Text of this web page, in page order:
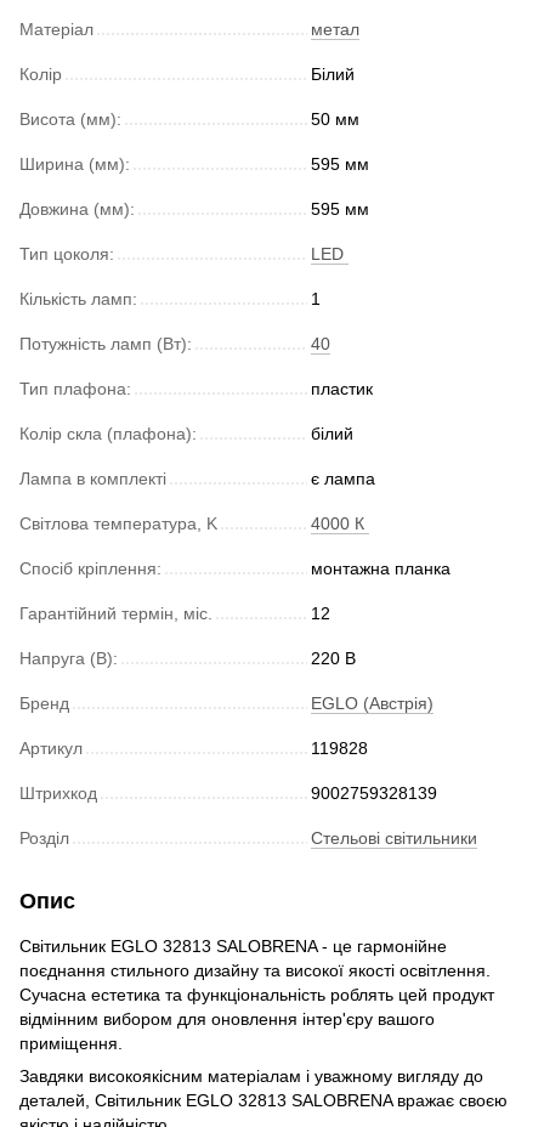
Матеріал метал
Колір Білий
Висота (мм): 50 мм
Ширина (мм): 595 мм
Довжина (мм): 595 мм
Тип цоколя: LED
Кількість ламп: 1
Потужність ламп (Вт): 40
Тип плафона: пластик
Колір скла (плафона): білий
Лампа в комплекті є лампа
Світлова температура, K 4000 К
Спосіб кріплення: монтажна планка
Гарантійний термін, міс. 12
Напруга (В): 220 В
Бренд EGLO (Австрія)
Артикул 119828
Штрихкод 9002759328139
Розділ Стельові світильники
Опис
Світильник EGLO 32813 SALOBRENA - це гармонійне
поєднання стильного дизайну та високої якості освітлення.
Сучасна естетика та функціональність роблять цей продукт
відмінним вибором для оновлення інтер'єру вашого
приміщення.
Завдяки високоякісним матеріалам і уважному вигляду до
деталей, Світильник EGLO 32813 SALOBRENA вражає своєю